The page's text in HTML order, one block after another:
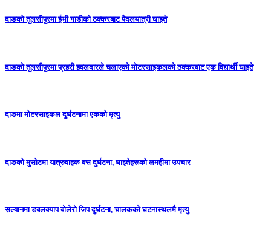
दाङको तुलसीपुरमा ईभी गाडीको ठक्करबाट पैदलयात्री घाइते
दाङको तुलसीपुरमा प्रहरी हवलदारले चलाएको मोटरसाइकलको ठक्करबाट एक विद्यार्थी घाइते
दाङमा मोटरसाइकल दुर्घटनामा एकको मृत्यु
दाङकाे मुसोटमा यात्रुवाहक बस दुर्घटना, घाइतेहरूको लमहीमा उपचार
सल्यानमा डबलक्याप बोलेरो जिप दुर्घटना, चालकको घटनास्थलमै मृत्यु